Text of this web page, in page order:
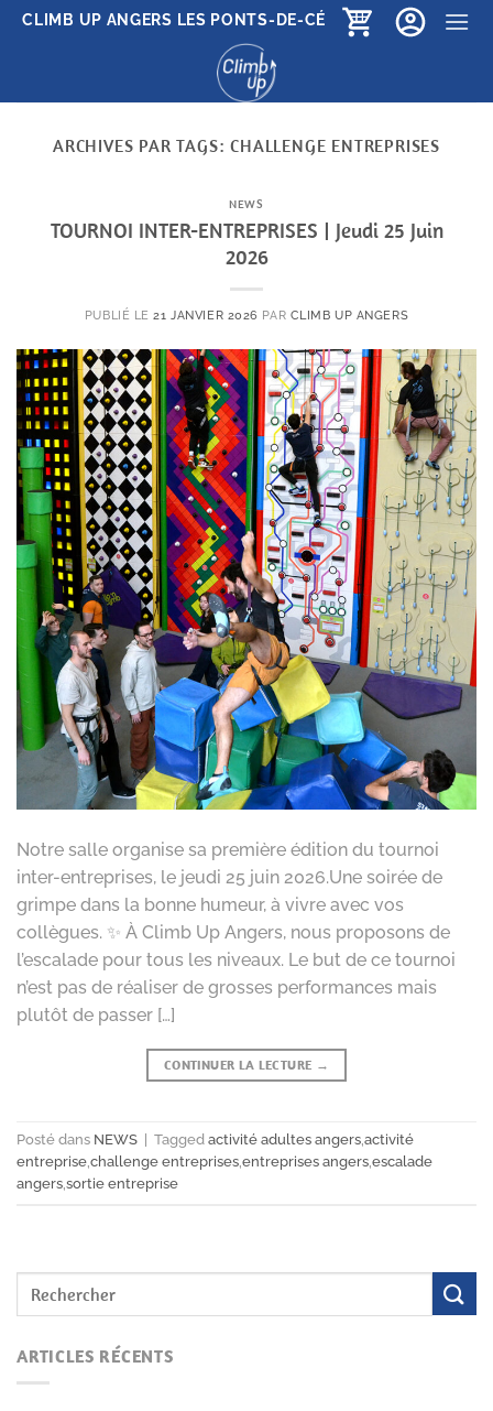
Passer
CLIMB UP ANGERS LES PONTS-DE-CÉ
ARCHIVES PAR TAGS:CHALLENGE ENTREPRISES
NEWS
TOURNOI INTER-ENTREPRISES | Jeudi 25 Juin
2026
PUBLIÉ LE21 JANVIER 2026 PAR CLIMB UP ANGERS
Notre salle organise sa première édition du tournoi
inter-entreprises, le jeudi 25 juin 2026.Une soirée de
grimpe dans la bonne humeur, à vivre avec vos
collègues. ✨ À Climb Up Angers, nous proposons de
l’escalade pour tous les niveaux. Le but de ce tournoi
n’est pas de réaliser de grosses performances mais
plutôt de passer […]
CONTINUER LA LECTURE →
Posté dans NEWS Tagged activité adultes angers activité
entreprise challenge entreprises entreprises angers escalade
angers sortie entreprise
ARTICLES RÉCENTS